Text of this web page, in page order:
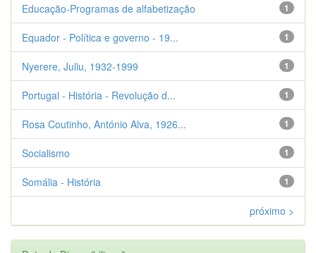
1
Educação-Programas de alfabetização
1
Equador - Política e governo - 19...
1
Nyerere, Juliu, 1932-1999
1
Portugal - História - Revolução d...
1
Rosa Coutinho, António Alva, 1926...
1
Socialismo
1
Somália - História
próximo >